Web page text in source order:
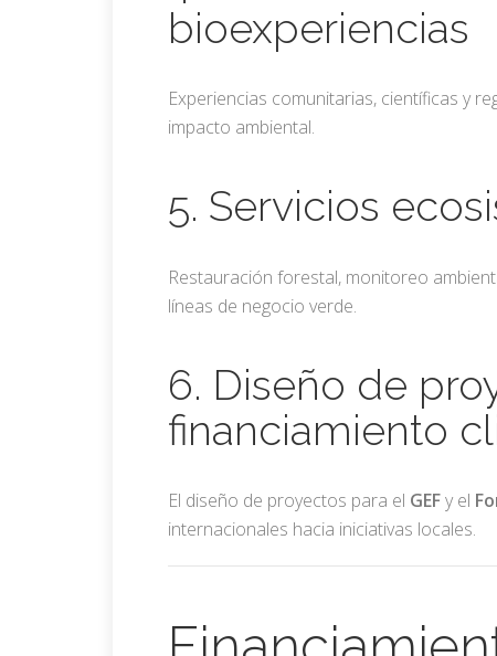
bioexperiencias
Experiencias comunitarias, científicas y
impacto ambiental.
5. Servicios
Restauración forestal, monitoreo
líneas de negocio verde.
6. Diseño de
financiamiento
El diseño de proyectos para el GEFy el
internacionales hacia iniciativas locales.